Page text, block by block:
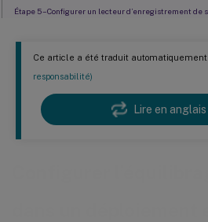
Ce article a été traduit automatiquement.
responsabilité)
Lire en anglais
Étape 5 – Configurer un lecteur d’enregistrement
Étape 6 – Vérifier si l’équilibrage de charge
session existant configuré
Étape 7 – Ajouter d’autres serveurs d’enregistrement
Dépannage